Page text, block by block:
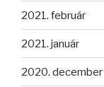
2021. február
2021. január
2020. december